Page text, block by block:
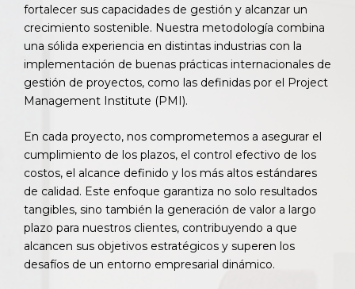
fortalecer sus capacidades de gestión y alcanzar un
crecimiento sostenible. Nuestra metodología combina
una sólida experiencia en distintas industrias con la
implementación de buenas prácticas internacionales de
gestión de proyectos, como las definidas por el Project
Management Institute (PMI).
En cada proyecto, nos comprometemos a asegurar el
cumplimiento de los plazos, el control efectivo de los
costos, el alcance definido y los más altos estándares
de calidad. Este enfoque garantiza no solo resultados
tangibles, sino también la generación de valor a largo
plazo para nuestros clientes, contribuyendo a que
alcancen sus objetivos estratégicos y superen los
desafíos de un entorno empresarial dinámico.